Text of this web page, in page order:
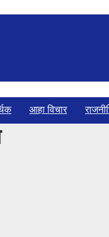
आहा विचार